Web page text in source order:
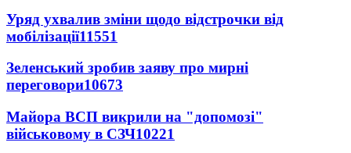
Уряд ухвалив зміни щодо відстрочки від
мобілізації11551
Зеленський зробив заяву про мирні
переговори10673
Майора ВСП викрили на "допомозі"
військовому в СЗЧ10221